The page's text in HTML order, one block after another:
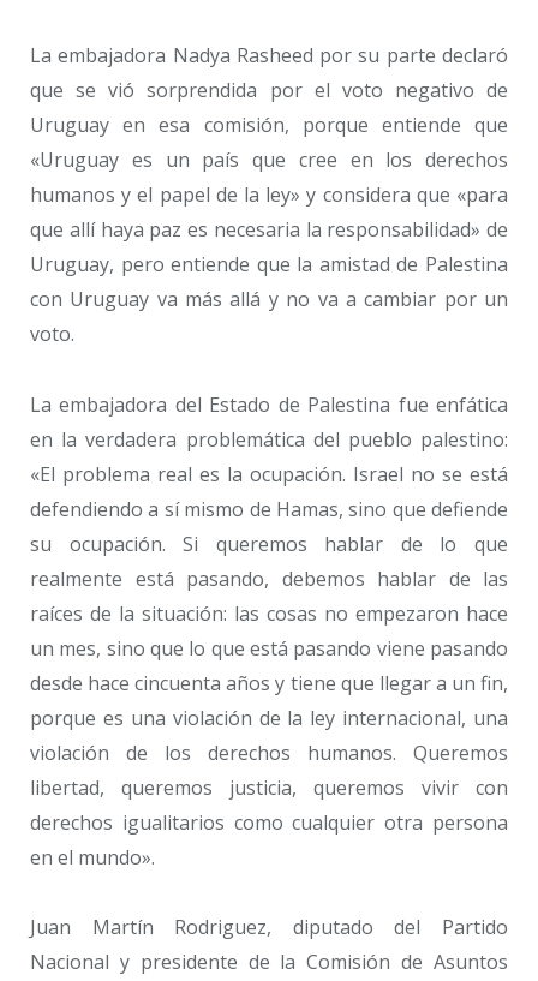
La embajadora Nadya Rasheed por su parte declaró
que se vió sorprendida por el voto negativo de
Uruguay en esa comisión, porque entiende que
«Uruguay es un país que cree en los derechos
humanos y el papel de la ley» y considera que «para
que allí haya paz es necesaria la responsabilidad» de
Uruguay, pero entiende que la amistad de Palestina
con Uruguay va más allá y no va a cambiar por un
voto.
La embajadora del Estado de Palestina fue enfática
en la verdadera problemática del pueblo palestino:
«El problema real es la ocupación. Israel no se está
defendiendo a sí mismo de Hamas, sino que defiende
su ocupación. Si queremos hablar de lo que
realmente está pasando, debemos hablar de las
raíces de la situación: las cosas no empezaron hace
un mes, sino que lo que está pasando viene pasando
desde hace cincuenta años y tiene que llegar a un fin,
porque es una violación de la ley internacional, una
violación de los derechos humanos. Queremos
libertad, queremos justicia, queremos vivir con
derechos igualitarios como cualquier otra persona
en el mundo».
Juan Martín Rodriguez, diputado del Partido
Nacional y presidente de la Comisión de Asuntos